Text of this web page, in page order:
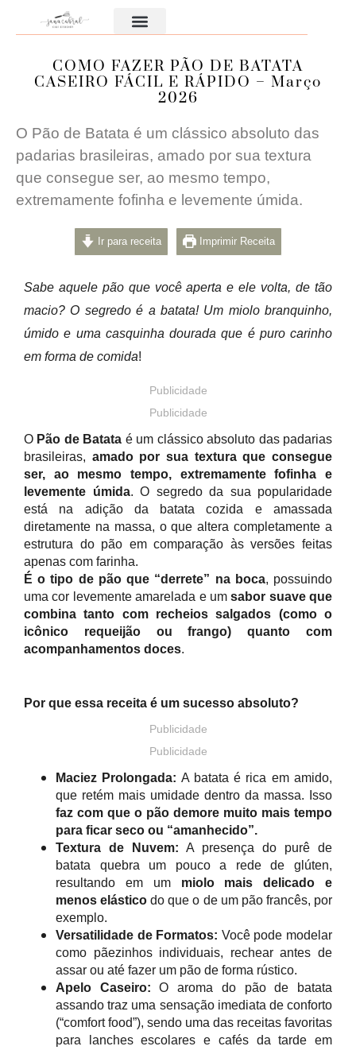
COMO FAZER PÃO DE BATATA
CASEIRO FÁCIL E RÁPIDO – Março
2026
O Pão de Batata é um clássico absoluto das
padarias brasileiras, amado por sua textura
que consegue ser, ao mesmo tempo,
extremamente fofinha e levemente úmida.
Ir para receita Imprimir Receita
Sabe aquele pão que você aperta e ele volta, de tão
macio? O segredo é a batata! Um miolo branquinho,
úmido e uma casquinha dourada que é puro carinho
em forma de comida!
Publicidade
Publicidade
O Pão de Batata é um clássico absoluto das padarias
brasileiras, amado por sua textura que consegue
ser, ao mesmo tempo, extremamente fofinha e
levemente úmida. O segredo da sua popularidade
está na adição da batata cozida e amassada
diretamente na massa, o que altera completamente a
estrutura do pão em comparação às versões feitas
apenas com farinha.
É o tipo de pão que “derrete” na boca, possuindo
uma cor levemente amarelada e umsabor suave que
combina tanto com recheios salgados (como o
icônico requeijão ou frango) quanto com
acompanhamentos doces.
Por que essa receita é um sucesso absoluto?
Publicidade
Publicidade
Maciez Prolongada: A batata é rica em amido,
que retém mais umidade dentro da massa. Isso
faz com que o pão demore muito mais tempo
para ficar seco ou “amanhecido”.
Textura de Nuvem: A presença do purê de
batata quebra um pouco a rede de glúten,
resultando em um miolo mais delicado e
menos elástico do que o de um pão francês, por
exemplo.
Versatilidade de Formatos: Você pode modelar
como pãezinhos individuais, rechear antes de
assar ou até fazer um pão de forma rústico.
Apelo Caseiro: O aroma do pão de batata
assando traz uma sensação imediata de conforto
(“comfort food”), sendo uma das receitas favoritas
para lanches escolares e cafés da tarde em